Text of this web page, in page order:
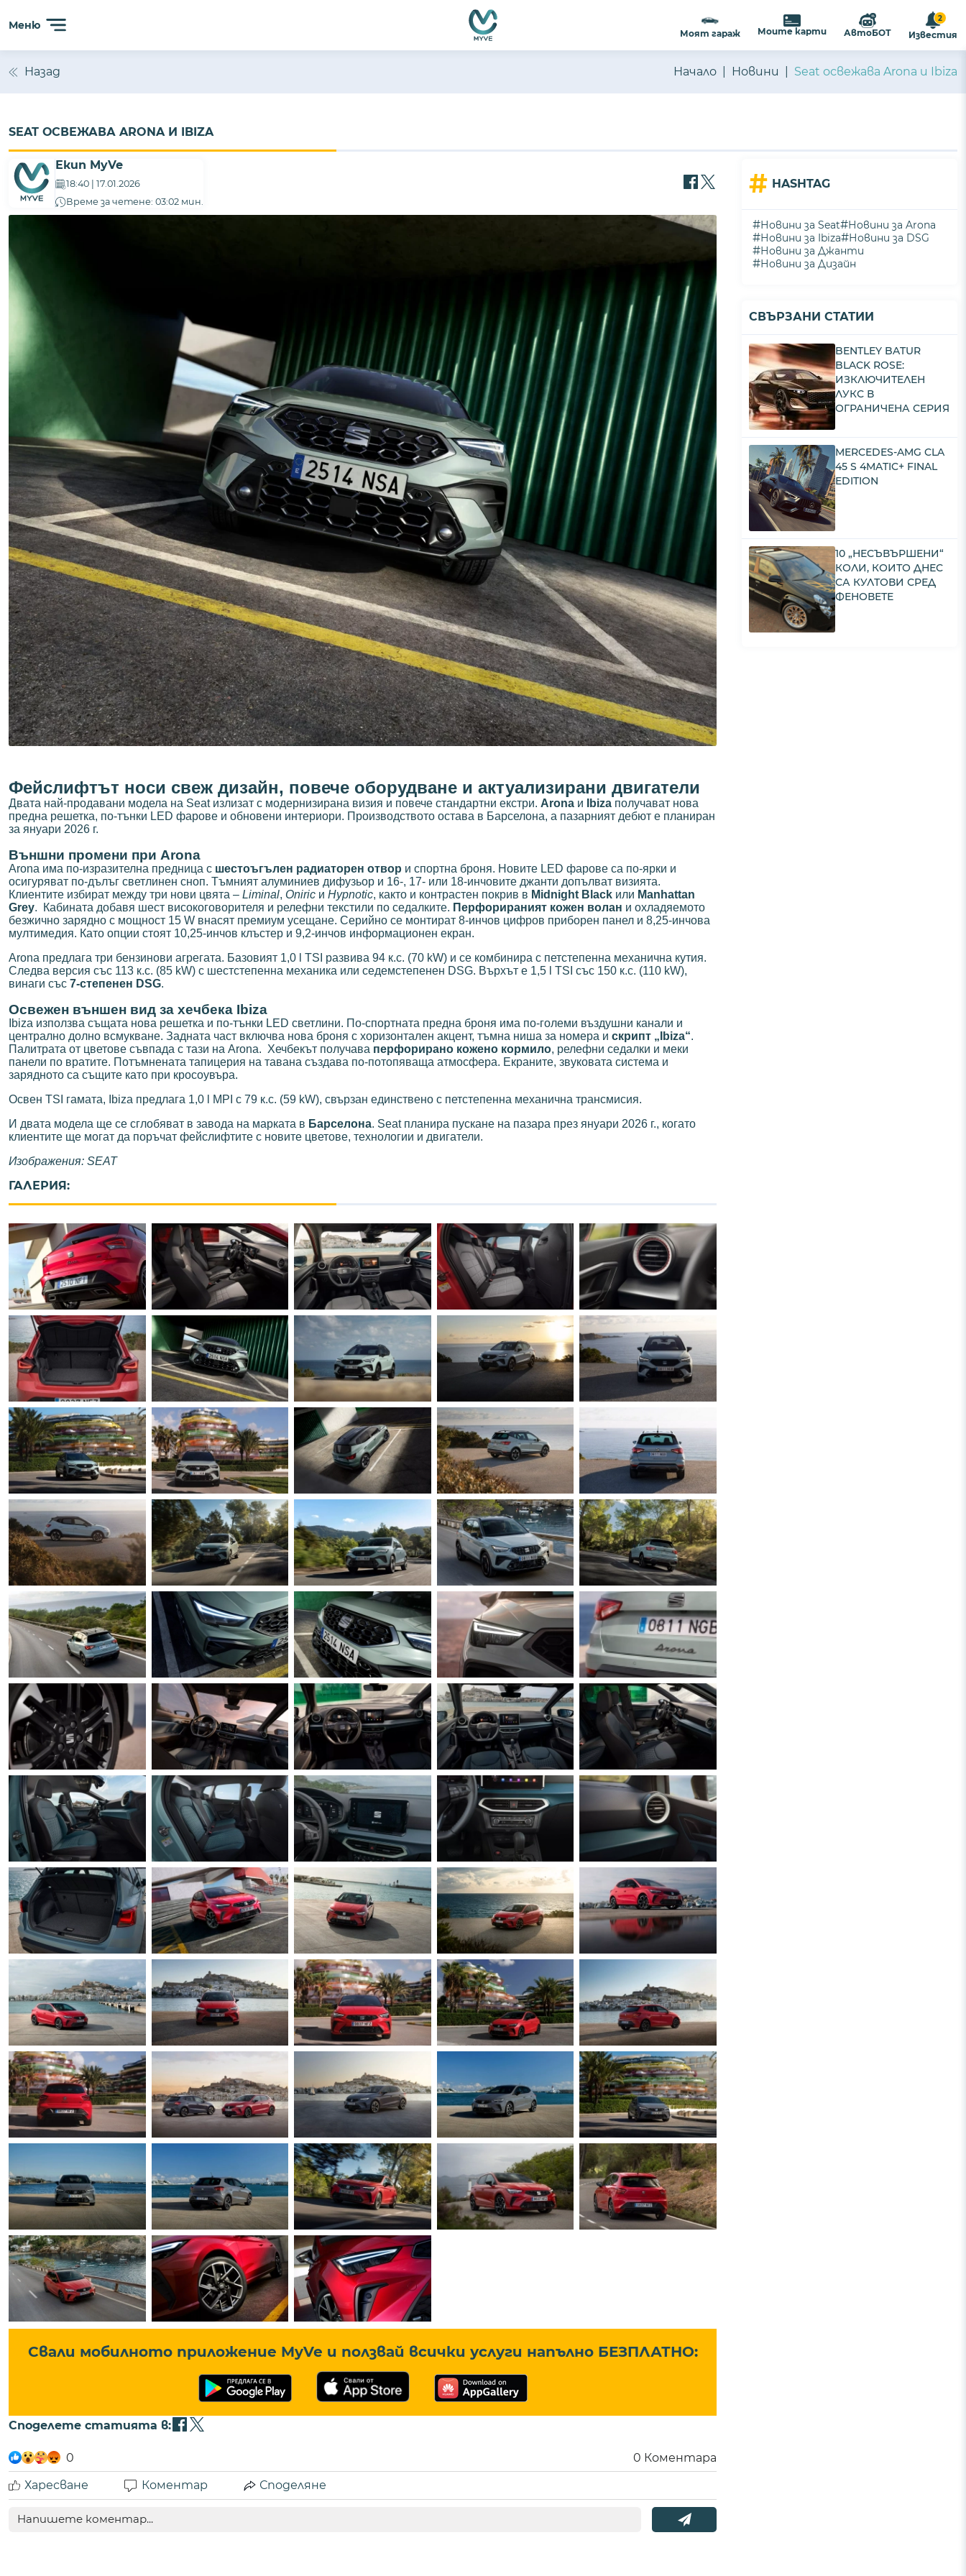
Сайтът използва 'бисквитки' (cookies) с цел безпроблемно функциониране, подобряване на изживяването, персонализиране на съдържанието и
Политика за бисквитки
ПРИЕМАМ
Меню
Моят гараж Моите карти АвтоБОТ
2
Известия
Назад Начало Новини Seat освежава Arona и Ibiza
SEAT ОСВЕЖАВА ARONA И IBIZA
Екип MyVe
18:40 | 17.01.2026
Време за четене: 03:02 мин.
Фейслифтът носи свеж дизайн, повече оборудване и актуализирани двигатели
Двата най-продавани модела на Seat излизат с модернизирана визия и повече стандартни екстри. Arona и Ibiza получават нова
предна решетка, по-тънки LED фарове и обновени интериори. Производството остава в Барселона, а пазарният дебют е планиран
за януари 2026 г.
Външни промени при Arona
Arona има по-изразителна предница с шестоъгълен радиаторен отвор и спортна броня. Новите LED фарове са по-ярки и
осигуряват по-дълъг светлинен сноп. Тъмният алуминиев дифузьор и 16-, 17- или 18-инчовите джанти допълват визията.
Клиентите избират между три нови цвята – Liminal, Oniric и Hypnotic, както и контрастен покрив в Midnight Black или Manhattan
Grey. Кабината добавя шест високоговорителя и релефни текстили по седалките. Перфорираният кожен волан и охладяемото
безжично зарядно с мощност 15 W внасят премиум усещане. Серийно се монтират 8-инчов цифров приборен панел и 8,25-инчова
мултимедия. Като опции стоят 10,25-инчов клъстер и 9,2-инчов информационен екран.
Arona предлага три бензинови агрегата. Базовият 1,0 l TSI развива 94 к.с. (70 kW) и се комбинира с петстепенна механична кутия.
Следва версия със 113 к.с. (85 kW) с шестстепенна механика или седемстепенен DSG. Върхът е 1,5 l TSI със 150 к.с. (110 kW),
винаги със 7-степенен DSG.
Освежен външен вид за хечбека Ibiza
Ibiza използва същата нова решетка и по-тънки LED светлини. По-спортната предна броня има по-големи въздушни канали и
централно долно всмукване. Задната част включва нова броня с хоризонтален акцент, тъмна ниша за номера и скрипт „Ibiza“.
Палитрата от цветове съвпада с тази на Arona. Хечбекът получава перфорирано кожено кормило, релефни седалки и меки
панели по вратите. Потъмнената тапицерия на тавана създава по-потопяваща атмосфера. Екраните, звуковата система и
зарядното са същите като при кросоувъра.
Освен TSI гамата, Ibiza предлага 1,0 l MPI с 79 к.с. (59 kW), свързан единствено с петстепенна механична трансмисия.
И двата модела ще се сглобяват в завода на марката в Барселона. Seat планира пускане на пазара през януари 2026 г., когато
клиентите ще могат да поръчат фейслифтите с новите цветове, технологии и двигатели.
Изображения: SEAT
ГАЛЕРИЯ:
Свали мобилното приложение MyVe и ползвай всички услуги напълно БЕЗПЛАТНО:
Споделете статията в:
0 0 Коментара
Харесване
Коментар Споделяне
# HASHTAG
#Новини за Seat#Новини за Arona
#Новини за Ibiza#Новини за DSG
#Новини за Джанти
#Новини за Дизайн
СВЪРЗАНИ СТАТИИ
BENTLEY BATUR
BLACK ROSE:
ИЗКЛЮЧИТЕЛЕН
ЛУКС В
ОГРАНИЧЕНА СЕРИЯ
MERCEDES-AMG CLA
45 S 4MATIC+ FINAL
EDITION
10 „НЕСЪВЪРШЕНИ“
КОЛИ, КОИТО ДНЕС
СА КУЛТОВИ СРЕД
ФЕНОВЕТЕ